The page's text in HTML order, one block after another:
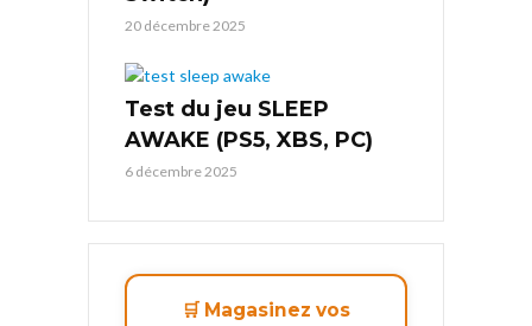
20 décembre 2025
Test du jeu SLEEP
AWAKE (PS5, XBS, PC)
6 décembre 2025
🛒 Magasinez vos